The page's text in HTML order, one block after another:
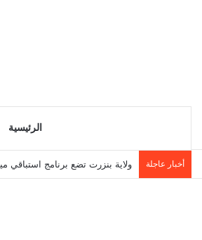
الرئيسية
أخبار عاجلة ولاية بنزرت تضع برنامج استباقي